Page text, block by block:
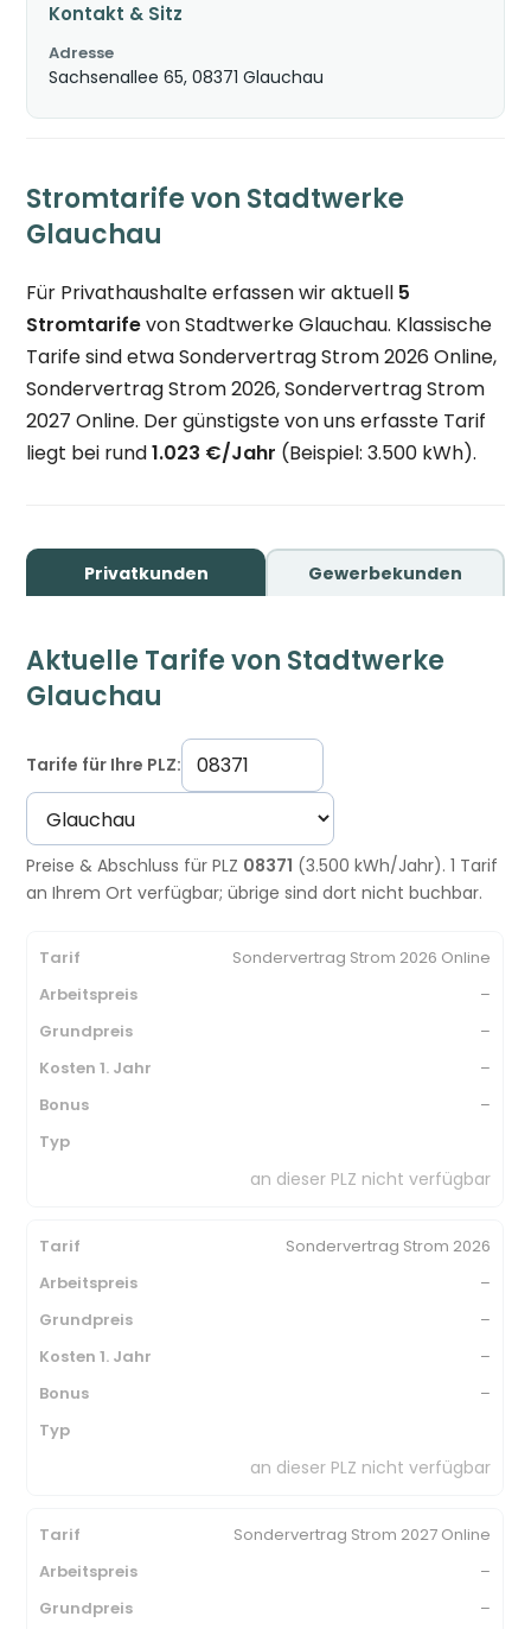
Kontakt & Sitz
Adresse
Sachsenallee 65, 08371 Glauchau
Stromtarife von Stadtwerke
Glauchau
Für Privathaushalte erfassen wir aktuell 5
Stromtarifevon Stadtwerke Glauchau. Klassische
Tarife sind etwa Sondervertrag Strom 2026 Online,
Sondervertrag Strom 2026, Sondervertrag Strom
2027 Online. Der günstigste von uns erfasste Tarif
liegt bei rund1.023 €/Jahr (Beispiel: 3.500 kWh).
Privatkunden Gewerbekunden
Aktuelle Tarife von Stadtwerke
Glauchau
Tarife für Ihre PLZ:
Preise & Abschluss für PLZ 08371 (3.500 kWh/Jahr). 1 Tarif
an Ihrem Ort verfügbar; übrige sind dort nicht buchbar.
Sondervertrag Strom 2026 Online
–
–
–
–
an dieser PLZ nicht verfügbar
Sondervertrag Strom 2026
–
–
–
–
an dieser PLZ nicht verfügbar
Sondervertrag Strom 2027 Online
–
–